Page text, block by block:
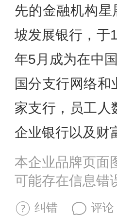
先的金融机构
坡发展银行，于
年5月成为在中
国分支行网络
家支行，员工人
企业银行以及财
本企业品牌页面
可能存在信息错
纠错 评论